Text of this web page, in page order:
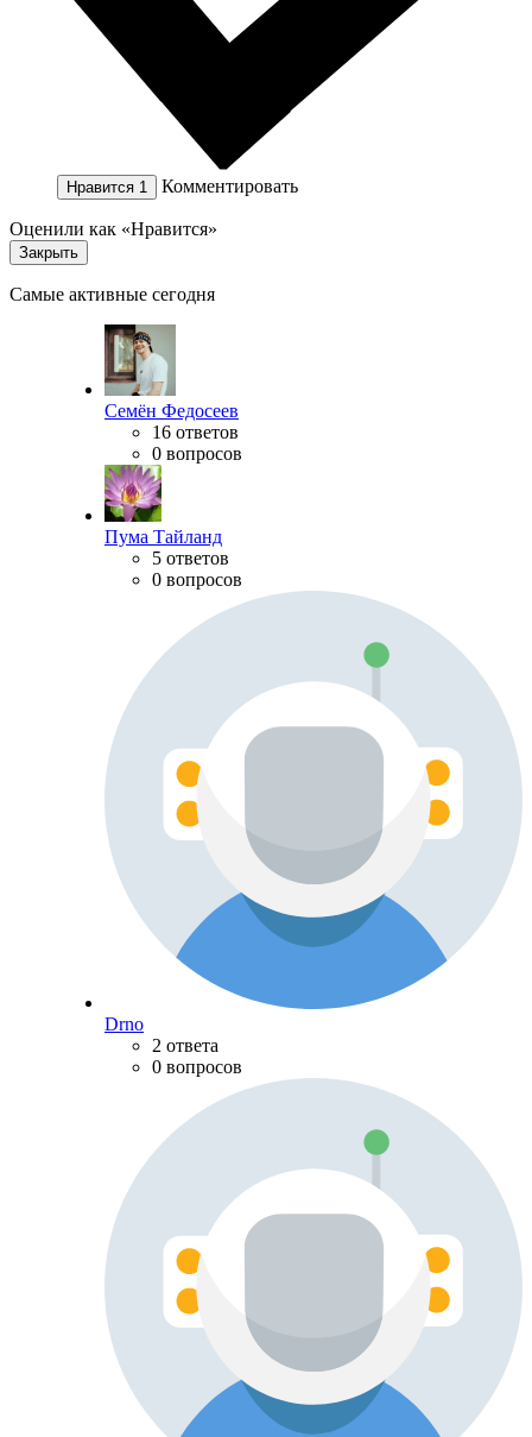
Нравится 1 Комментировать
Оценили как «Нравится»
Закрыть
Самые активные сегодня
Семён Федосеев
16 ответов
0 вопросов
Пума Тайланд
5 ответов
0 вопросов
Drno
2 ответа
0 вопросов